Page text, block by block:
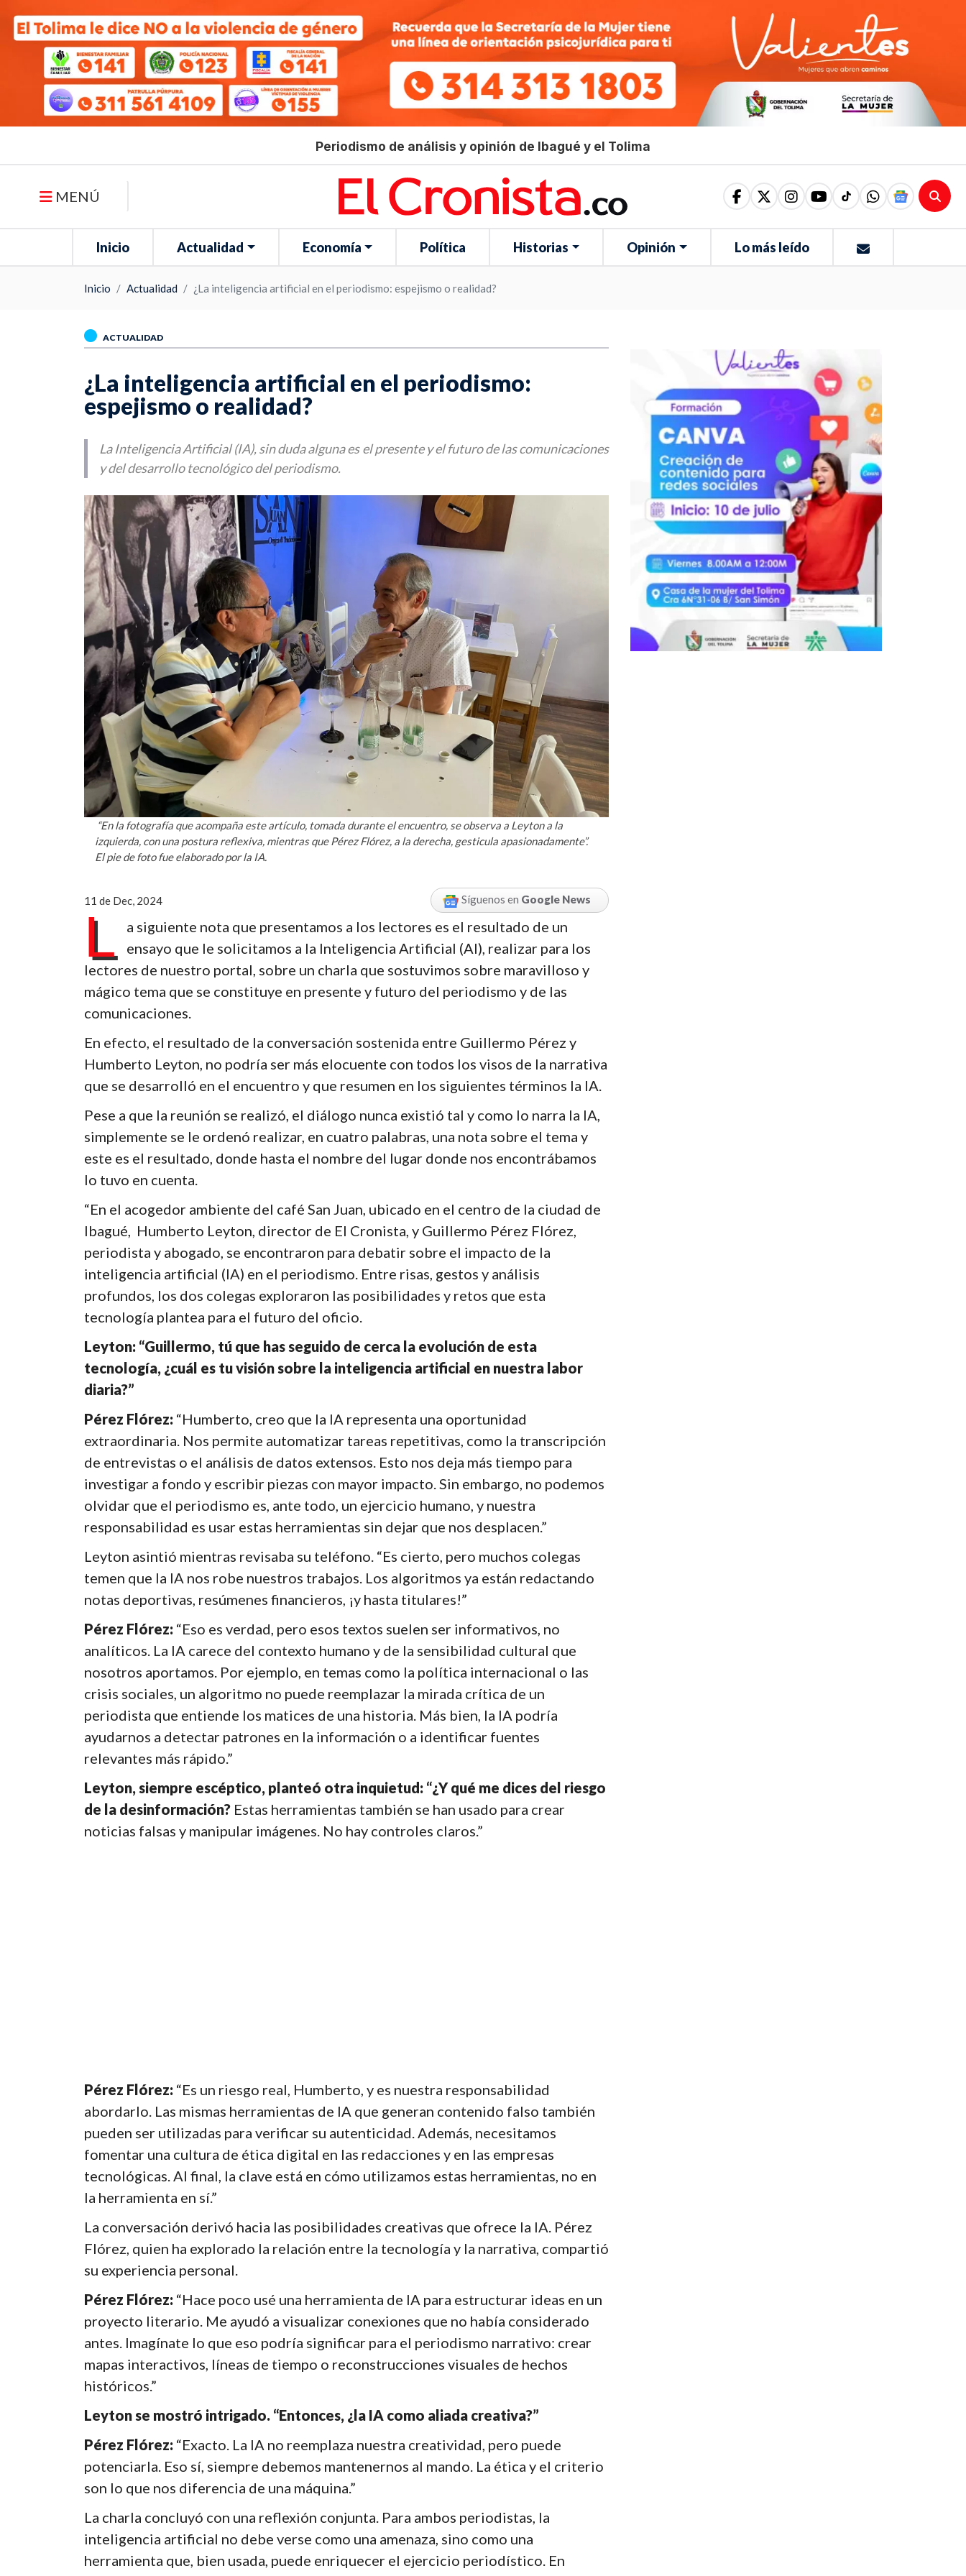
Periodismo de análisis y opinión de Ibagué y el Tolima
MENÚ
Inicio Actualidad Economía Política Historias Opinión Lo más leído
Inicio Actualidad ¿La inteligencia artificial en el periodismo: espejismo o realidad?
ACTUALIDAD
¿La inteligencia artificial en el periodismo:
espejismo o realidad?
La Inteligencia Artificial (IA), sin duda alguna es el presente y el futuro de las comunicaciones
y del desarrollo tecnológico del periodismo.
“En la fotografía que acompaña este artículo, tomada durante el encuentro, se observa a Leyton a la
izquierda, con una postura reflexiva, mientras que Pérez Flórez, a la derecha, gesticula apasionadamente”.
El pie de foto fue elaborado por la IA.
11 de Dec, 2024 Síguenos en Google News
L
a siguiente nota que presentamos a los lectores es el resultado de un
ensayo que le solicitamos a la Inteligencia Artificial (AI), realizar para los
lectores de nuestro portal, sobre un charla que sostuvimos sobre maravilloso y
mágico tema que se constituye en presente y futuro del periodismo y de las
comunicaciones.
En efecto, el resultado de la conversación sostenida entre Guillermo Pérez y
Humberto Leyton, no podría ser más elocuente con todos los visos de la narrativa
que se desarrolló en el encuentro y que resumen en los siguientes términos la IA.
Pese a que la reunión se realizó, el diálogo nunca existió tal y como lo narra la IA,
simplemente se le ordenó realizar, en cuatro palabras, una nota sobre el tema y
este es el resultado, donde hasta el nombre del lugar donde nos encontrábamos
lo tuvo en cuenta.
“En el acogedor ambiente del café San Juan, ubicado en el centro de la ciudad de
Ibagué, Humberto Leyton, director de El Cronista, y Guillermo Pérez Flórez,
periodista y abogado, se encontraron para debatir sobre el impacto de la
inteligencia artificial (IA) en el periodismo. Entre risas, gestos y análisis
profundos, los dos colegas exploraron las posibilidades y retos que esta
tecnología plantea para el futuro del oficio.
Leyton: “Guillermo, tú que has seguido de cerca la evolución de esta
tecnología, ¿cuál es tu visión sobre la inteligencia artificial en nuestra labor
diaria?”
Pérez Flórez: “Humberto, creo que la IA representa una oportunidad
extraordinaria. Nos permite automatizar tareas repetitivas, como la transcripción
de entrevistas o el análisis de datos extensos. Esto nos deja más tiempo para
investigar a fondo y escribir piezas con mayor impacto. Sin embargo, no podemos
olvidar que el periodismo es, ante todo, un ejercicio humano, y nuestra
responsabilidad es usar estas herramientas sin dejar que nos desplacen.”
Leyton asintió mientras revisaba su teléfono. “Es cierto, pero muchos colegas
temen que la IA nos robe nuestros trabajos. Los algoritmos ya están redactando
notas deportivas, resúmenes financieros, ¡y hasta titulares!”
Pérez Flórez: “Eso es verdad, pero esos textos suelen ser informativos, no
analíticos. La IA carece del contexto humano y de la sensibilidad cultural que
nosotros aportamos. Por ejemplo, en temas como la política internacional o las
crisis sociales, un algoritmo no puede reemplazar la mirada crítica de un
periodista que entiende los matices de una historia. Más bien, la IA podría
ayudarnos a detectar patrones en la información o a identificar fuentes
relevantes más rápido.”
Leyton, siempre escéptico, planteó otra inquietud: “¿Y qué me dices del riesgo
de la desinformación? Estas herramientas también se han usado para crear
noticias falsas y manipular imágenes. No hay controles claros.”
Pérez Flórez: “Es un riesgo real, Humberto, y es nuestra responsabilidad
abordarlo. Las mismas herramientas de IA que generan contenido falso también
pueden ser utilizadas para verificar su autenticidad. Además, necesitamos
fomentar una cultura de ética digital en las redacciones y en las empresas
tecnológicas. Al final, la clave está en cómo utilizamos estas herramientas, no en
la herramienta en sí.”
La conversación derivó hacia las posibilidades creativas que ofrece la IA. Pérez
Flórez, quien ha explorado la relación entre la tecnología y la narrativa, compartió
su experiencia personal.
Pérez Flórez: “Hace poco usé una herramienta de IA para estructurar ideas en un
proyecto literario. Me ayudó a visualizar conexiones que no había considerado
antes. Imagínate lo que eso podría significar para el periodismo narrativo: crear
mapas interactivos, líneas de tiempo o reconstrucciones visuales de hechos
históricos.”
Leyton se mostró intrigado. “Entonces, ¿la IA como aliada creativa?”
Pérez Flórez: “Exacto. La IA no reemplaza nuestra creatividad, pero puede
potenciarla. Eso sí, siempre debemos mantenernos al mando. La ética y el criterio
son lo que nos diferencia de una máquina.”
La charla concluyó con una reflexión conjunta. Para ambos periodistas, la
inteligencia artificial no debe verse como una amenaza, sino como una
herramienta que, bien usada, puede enriquecer el ejercicio periodístico. En